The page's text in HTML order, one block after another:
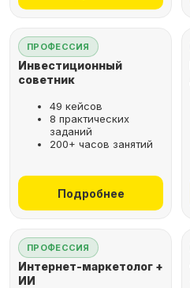
ПРОФЕССИЯ
Инвестиционный
советник
49 кейсов
8 практических
заданий
200+ часов занятий
Подробнее
ПРОФЕССИЯ
Интернет-маркетолог +
ИИ